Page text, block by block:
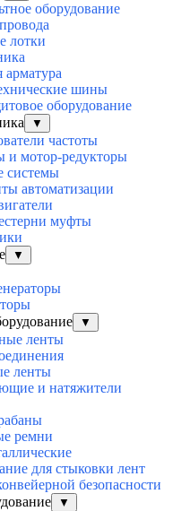
оборудование
лотки
арматура
шины
оборудование
▼
частоты
и мотор-редукторы
системы
автоматизации
муфты
▼
▼
ленты
ленты
и натяжители
ремни
для стыковки лент
безопасности
▼